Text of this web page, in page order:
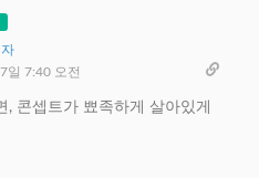
일 7:40 오전
콘셉트가 뾰족하게 살아있게